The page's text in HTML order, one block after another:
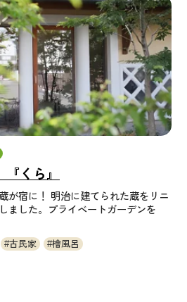
くら』
が宿に！ 明治に建てられた蔵をリニ
ました。プライベートガーデンを
古民家 檜風呂